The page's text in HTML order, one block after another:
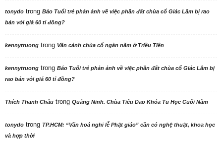
tonydo trong Báo Tuổi trẻ phản ảnh về việc phần đất chùa cổ Giác Lâm bị rao
bán với giá 60 tỉ đồng?
kennytruong trong Vãn cảnh chùa cổ ngàn năm ở Triều Tiên
kennytruong trong Báo Tuổi trẻ phản ảnh về việc phần đất chùa cổ Giác Lâm bị
rao bán với giá 60 tỉ đồng?
Thích Thanh Châu trong Quảng Ninh. Chùa Tiêu Dao Khóa Tu Học Cuối Năm
tonydo trong TP.HCM: “Văn hoá nghi lễ Phật giáo” cần có nghệ thuật, khoa học
và hợp thời